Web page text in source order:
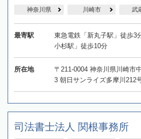
神奈川県 川崎市 武
最寄駅
東急電鉄「新丸子駅」徒歩3
小杉駅」徒歩10分
所在地
〒211-0004 神奈川県川崎市
3 朝日サンライズ多摩川212
司法書士法人 関根事務所